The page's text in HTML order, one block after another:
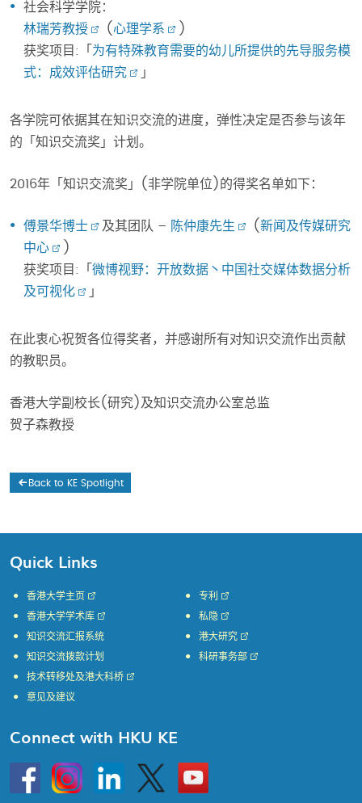
社会科学学院：
林瑞芳教授
( 心理学系
)
获奖项目:「 为有特殊教育需要的幼儿所提供的先导服务模
式：成效评估研究
」
各学院可依据其在知识交流的进度，弹性决定是否参与该年
的「知识交流奖」计划。
2016年「知识交流奖」(非学院单位)的得奖名单如下：
傅景华博士 及其团队 – 陈仲康先生 ( 新闻及传媒研究
中心
)
获奖项目:「 微博视野：开放数据丶中国社交媒体数据分析
及可视化
」
在此衷心祝贺各位得奖者，并感谢所有对知识交流作出贡献
的教职员。
香港大学副校长(研究)及知识交流办公室总监
贺子森教授
Back to KE Spotlight
Quick Links
香港大学主页
香港大学学术库
知识交流汇报系统
知识交流拨款计划
专利
私隐
港大研究
科研事务部
技术转移处及港大科桥
意见及建议
Connect with HKU KE
HKU
InstagramLinkedin Twitter
Go
to
HKU